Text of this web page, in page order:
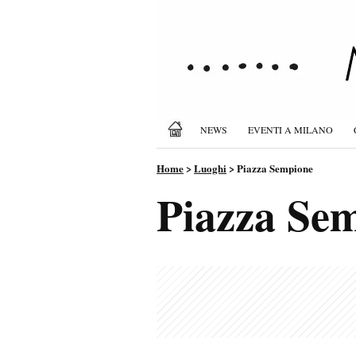
NEWS EVENTI A MILANO
Home>Luoghi>Piazza Sempione
Piazza